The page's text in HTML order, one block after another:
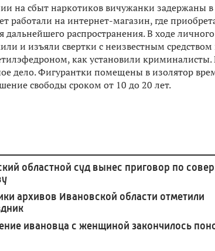
на сбыт наркотиков вичужанки задержаны в
на интернет-магазин, где
распространения. В ходе
и изъяли свертки с неизвестным
как установили
дело. Фигурантки помещены в изолятор
свободы сроком от 10 до 20 лет.
областной суд вынес приговор по
архивов Ивановской области отметили
ивановца с женщиной закончилось